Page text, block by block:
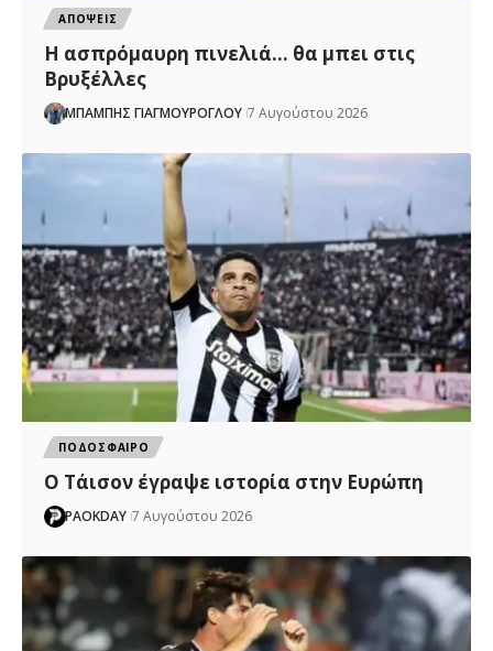
ΑΠΟΨΕΙΣ
Η ασπρόμαυρη πινελιά… θα μπει στις
Βρυξέλλες
ΜΠΑΜΠΗΣ ΓΙΑΓΜΟΥΡΟΓΛΟΥ 7 Αυγούστου 2026
ΠΟΔΟΣΦΑΙΡΟ
Ο Τάισον έγραψε ιστορία στην Ευρώπη
PAOKDAY 7 Αυγούστου 2026